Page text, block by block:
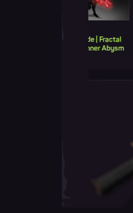
Terrorblade | Fractal
Horns of Inner Abysm